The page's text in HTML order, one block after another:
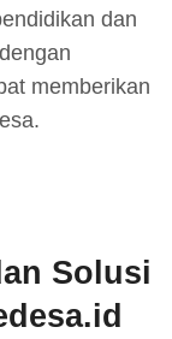
dan
memberikan
Solusi